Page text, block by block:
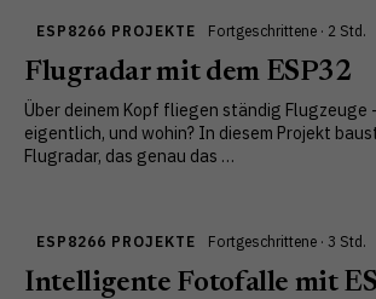
ESP8266 PROJEKTE Fortgeschrittene · 2 Std.
Flugradar mit dem ESP32
Über deinem Kopf fliegen ständig Flugzeuge
eigentlich, und wohin? In diesem Projekt
Flugradar, das genau das …
ESP8266 PROJEKTE Fortgeschrittene · 3 Std.
Intelligente Fotofalle mit